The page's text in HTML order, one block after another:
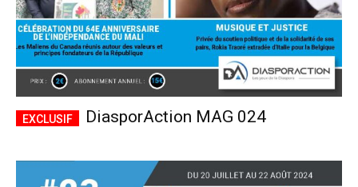
DiasporAction MAG 024